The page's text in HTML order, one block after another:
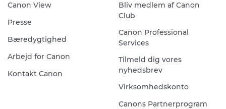
Canon View
Presse
Bæredygtighed
Arbejd for Canon
Kontakt Canon
Bliv medlem af Canon
Club
Canon Professional
Services
Tilmeld dig vores
nyhedsbrev
Virksomhedskonto
Canons Partnerprogram